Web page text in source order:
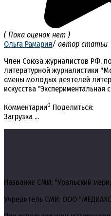
( Пока оценок нет )
Ольга Рамария/ автор статьи
Член Союза журналистов РФ,
литературной журналистики
смены молодых деятелей
искусства
Комментарии0 Поделиться:
Загрузка ...
Название СМИ: "Уральский
Учредитель СМИ: ООО